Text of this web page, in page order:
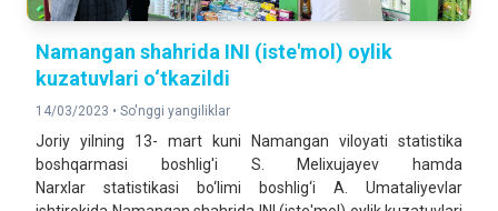
Namangan shahrida INI (iste'mol) oylik
kuzatuvlari o‘tkazildi
14/03/2023 • So'nggi yangiliklar
Joriy yilning 13- mart kuni Namangan viloyati statistika
boshqarmasi boshlig'i S. Melixujayev hamda
Narxlar statistikasi bo‘limi boshlig‘i A. Umataliyevlar